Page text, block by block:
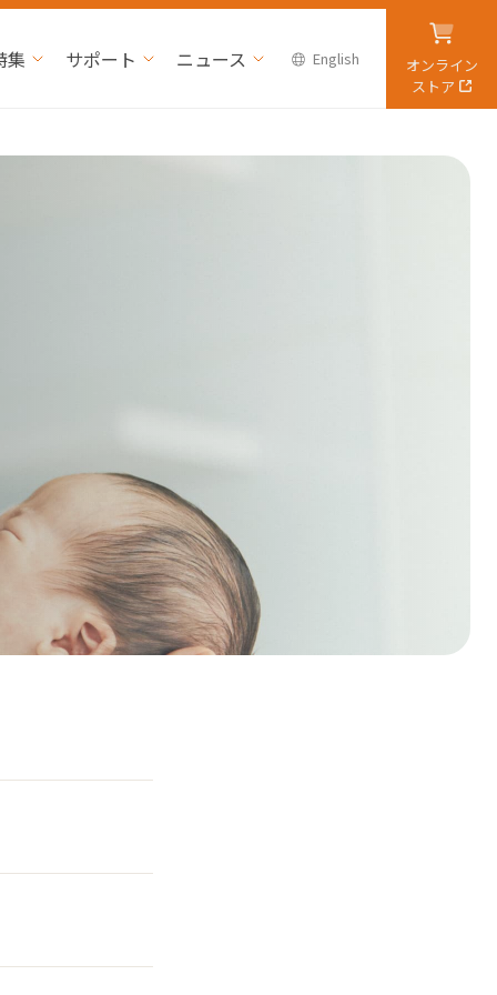
集 サポート ニュース English
オンライン
ストア